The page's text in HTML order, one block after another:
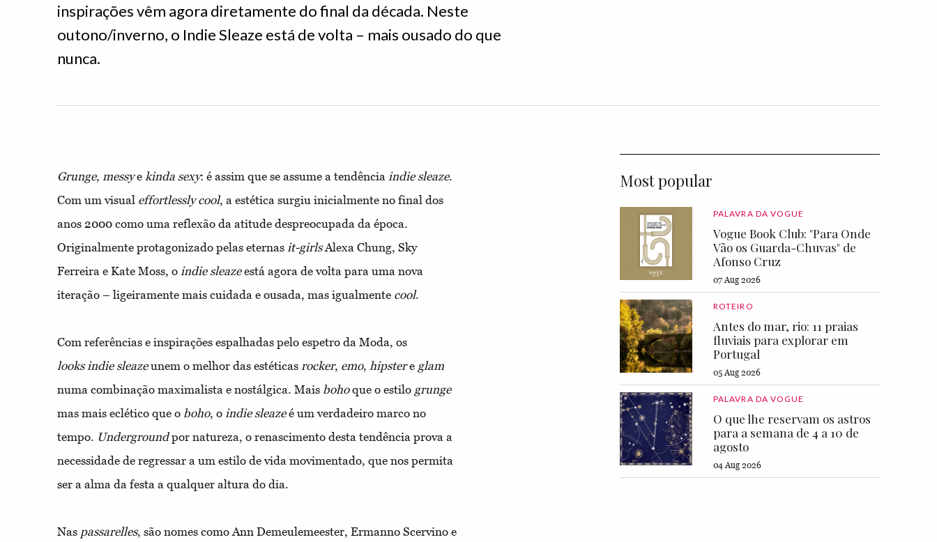
inspirações vêm agora diretamente do final da década. Neste
outono/inverno, o Indie Sleaze está de volta – mais ousado do que
nunca.
Grunge, messye kinda sexy: é assim que se assume a tendência indie sleaze.
Com um visual effortlessly cool, a estética surgiu inicialmente no final dos
anos 2000 como uma reflexão da atitude despreocupada da época.
Originalmente protagonizado pelas eternas it-girlsAlexa Chung, Sky
Ferreira e Kate Moss, o indie sleazeestá agora de volta para uma nova
iteração – ligeiramente mais cuidada e ousada, mas igualmente cool.
Com referências e inspirações espalhadas pelo espetro da Moda, os
looks indie sleazeunem o melhor das estéticas rocker, emo, hipstere glam
numa combinação maximalista e nostálgica. Mais bohoque o estilo grunge
mas mais eclético que o boho, o indie sleazeé um verdadeiro marco no
tempo. Undergroundpor natureza, o renascimento desta tendência prova a
necessidade de regressar a um estilo de vida movimentado, que nos permita
ser a alma da festa a qualquer altura do dia.
Nas passarelles, são nomes como Ann Demeulemeester, Ermanno Scervino e
Most popular
PALAVRA DA VOGUE
Vogue Book Club: "Para Onde
Vão os Guarda-Chuvas" de
Afonso Cruz
07 Aug 2026
ROTEIRO
Antes do mar, rio: 11 praias
fluviais para explorar em
Portugal
05 Aug 2026
PALAVRA DA VOGUE
O que lhe reservam os astros
para a semana de 4 a 10 de
agosto
04 Aug 2026